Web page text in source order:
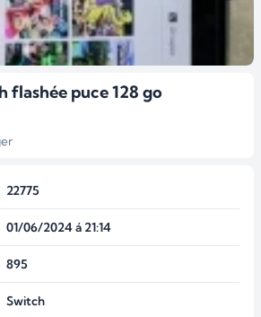
flashée puce 128 go
22775
01/06/2024 á 21:14
895
Switch